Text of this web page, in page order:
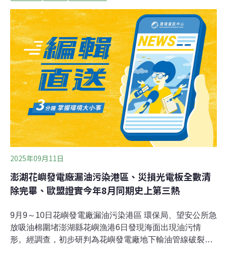
汙染，其中又以空氣汙染最讓人詬病，市府環保局要求中
油公司於桃園煉油廠周邊布建高密度空品感測器，原定10
月底上線的100組「空氣盒子」，已提前於9月25日完成安
裝與測試，即日起正式接軌環境部空氣網，提供民眾即時
查詢。環保局長顏己喨表示，這100組感測器由中油全額
出資，選定桃園區、龜山區、蘆竹區等煉油廠周邊人口密
集地區，設置「空氣盒子」，亦即微型空氣品質感測器。
（聯合新聞網報導）
2025年09月11日
澎湖花嶼發電廠漏油污染港區、災損光電板全數清
除完畢、歐盟證實今年8月同期史上第三熱
9月9～10日花嶼發電廠漏油污染港區 環保局、望安公所急
放吸油棉圍堵澎湖縣花嶼漁港6日發現海面出現油污情
形。經調查，初步研判為花嶼發電廠地下輸油管線破裂滲